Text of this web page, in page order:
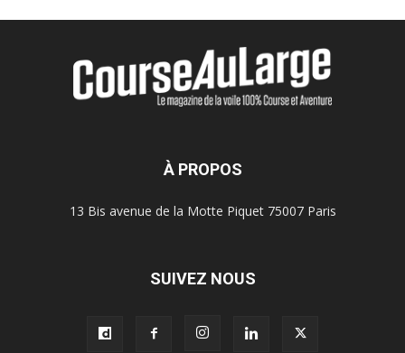
À PROPOS
13 Bis avenue de la Motte Piquet 75007 Paris
SUIVEZ NOUS